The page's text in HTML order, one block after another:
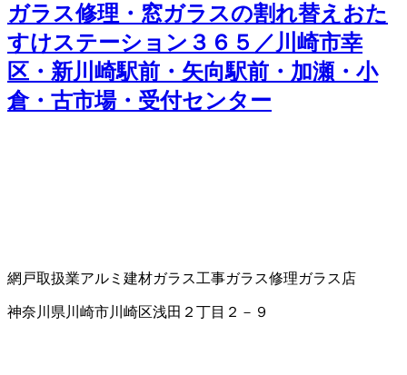
ガラス修理・窓ガラスの割れ替えおた
すけステーション３６５／川崎市幸
区・新川崎駅前・矢向駅前・加瀬・小
倉・古市場・受付センター
網戸取扱業アルミ建材ガラス工事ガラス修理ガラス店
神奈川県川崎市川崎区浅田２丁目２－９